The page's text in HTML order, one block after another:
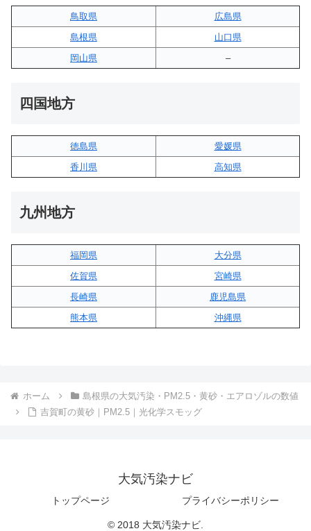
鳥取県
広島県
島根県
山口県
岡山県
–
四国地方
徳島県
愛媛県
香川県
高知県
九州地方
福岡県
大分県
佐賀県
宮崎県
長崎県
鹿児島県
熊本県
沖縄県
ホーム
島根県の大気汚染・PM2.5・黄砂・エアロゾルの数値
吉賀町の黄砂｜PM2.5｜光化学スモッグ
大気汚染ナビ
トップページ プライバシーポリシー
© 2018 大気汚染ナビ.